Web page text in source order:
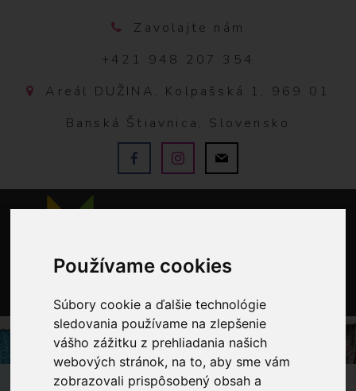
Používame cookies
Súbory cookie a ďalšie technológie
sledovania používame na zlepšenie
vášho zážitku z prehliadania našich
webových stránok, na to, aby sme vám
zobrazovali prispôsobený obsah a
Zavolajte nám
+421 948 207 354
Areál DUŽINA, Kolpašská 1, 969 01
Banská Štiavnica, Slovensko
0
OBCHOD LÁTKY METRÁŽ